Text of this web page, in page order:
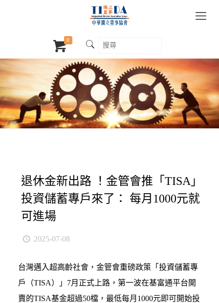
0
退休金新出路 ！金管會推「TISA」
投資儲蓄專戶來了： 每月1000元就
可進場
2025-07-08
台灣邁入超高齡社會，金管會重磅政策「投資儲蓄專
戶（TISA）」7月正式上路，第一波在基富通平台開
賣的TISA基金超過50檔，最低每月1000元即可開始投